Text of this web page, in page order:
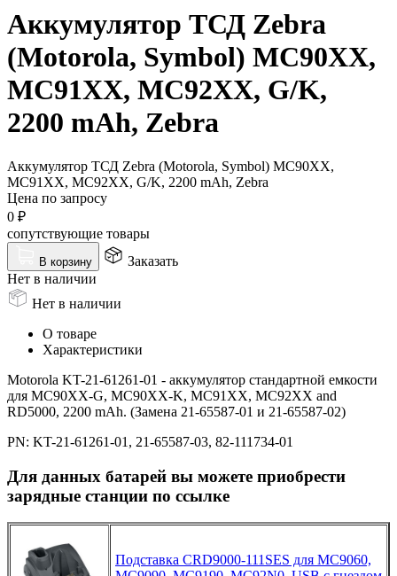
Аккумулятор ТСД Zebra
(Motorola, Symbol) MC90XX,
MC91XX, MC92XX, G/K,
2200 mAh, Zebra
Аккумулятор ТСД Zebra (Motorola, Symbol) MC90XX,
MC91XX, MC92XX, G/K, 2200 mAh, Zebra
Цена по запросу
0 ₽
сопутствующие товары
В корзину
Заказать
Нет в наличии
Нет в наличии
О товаре
Характеристики
Motorola KT-21-61261-01 - аккумулятор стандартной емкости
для MC90XX-G, MC90XX-K, MC91XX, MC92XX and
RD5000, 2200 mAh. (Замена 21-65587-01 и 21-65587-02)
PN: KT-21-61261-01, 21-65587-03, 82-111734-01
Для данных батарей вы можете приобрести
зарядные станции по ссылке
Подставка CRD9000-111SES для MC9060,